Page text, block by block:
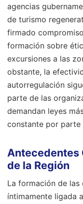
agencias
de turismo
firmado
formación sobre
excursiones a las
obstante, la
autorregulación
parte de las
demandan leyes
constante por parte
Antecedentes
de la Región
La formación de las
íntimamente ligada